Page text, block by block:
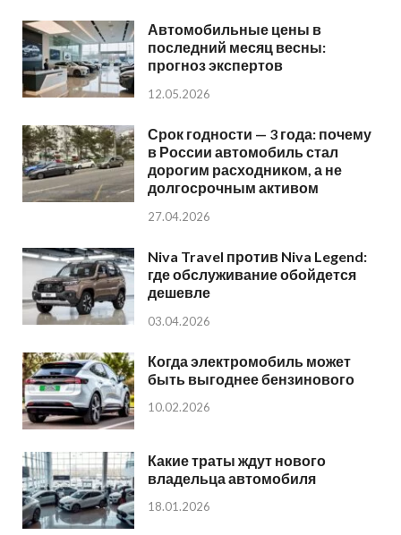
Автомобильные цены в
последний месяц весны:
прогноз экспертов
12.05.2026
Срок годности — 3 года: почему
в России автомобиль стал
дорогим расходником, а не
долгосрочным активом
27.04.2026
Niva Travel против Niva Legend:
где обслуживание обойдется
дешевле
03.04.2026
Когда электромобиль может
быть выгоднее бензинового
10.02.2026
Какие траты ждут нового
владельца автомобиля
18.01.2026